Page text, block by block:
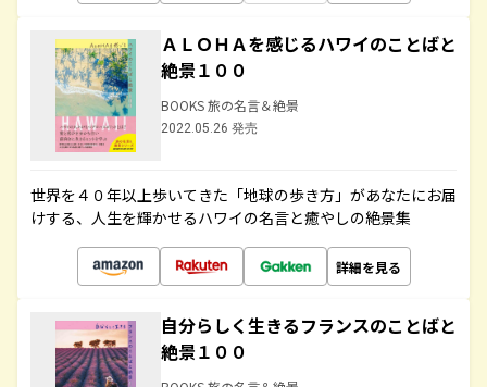
ＡＬＯＨＡを感じるハワイのことばと
絶景１００
BOOKS 旅の名言＆絶景
2022.05.26 発売
世界を４０年以上歩いてきた「地球の歩き方」があなたにお届
けする、人生を輝かせるハワイの名言と癒やしの絶景集
詳細を見る
自分らしく生きるフランスのことばと
絶景１００